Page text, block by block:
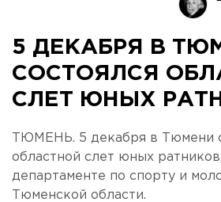
5 ДЕКАБРЯ В
СОСТОЯЛСЯ
СЛЕТ ЮНЫХ
ТЮМЕНЬ. 5 декабря в Тюмени
областной слет юных
департаменте по спорту и
Тюменской области.